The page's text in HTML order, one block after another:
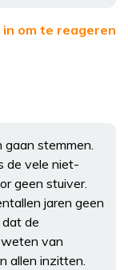
in om te reageren
stemmen.
de vele niet-
geen stuiver.
jaren geen
de
van
allen inzitten.